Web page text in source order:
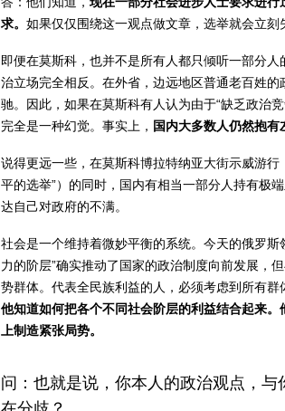
求。 如果仅仅围绕这一观点做文章，选举就会立刻
即便在莫斯科，也并不是所有人都只倾听一部分
治立场完全相反。在外省，边远地区普通老百姓
驰。因此，如果在莫斯科有人认为由于“缺乏政治
完全是一种幻觉。事实上， 国内大多数人仍然抱有
说得更远一些，在莫斯科博拉特纳亚大街示威游
平的选举”）的同时，国内有相当一部分人持有极
达自己对政府的不满。
社会是一个维持着微妙平衡的系统。今天的俄罗
力的阶层”确实推动了国家的政治制度向前发展，
势群体。代表全民族利益的人，必须考虑到所有群
他知道如何把各个不同社会阶层的利益结合起来
上制造紧张局势。
问：也就是说，你本人的政治观点，